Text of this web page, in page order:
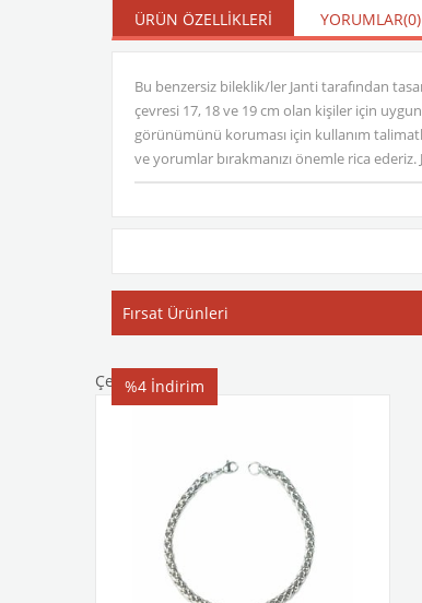
ÜRÜN ÖZELLIKLERI YORUMLAR(0)
Bu benzersiz bileklik/ler Janti tarafından
çevresi 17, 18 ve 19 cm olan kişiler için
görünümünü koruması için kullanım
ve yorumlar bırakmanızı önemle rica
Fırsat Ürünleri
Çelik Bileklik
%4 İndirim